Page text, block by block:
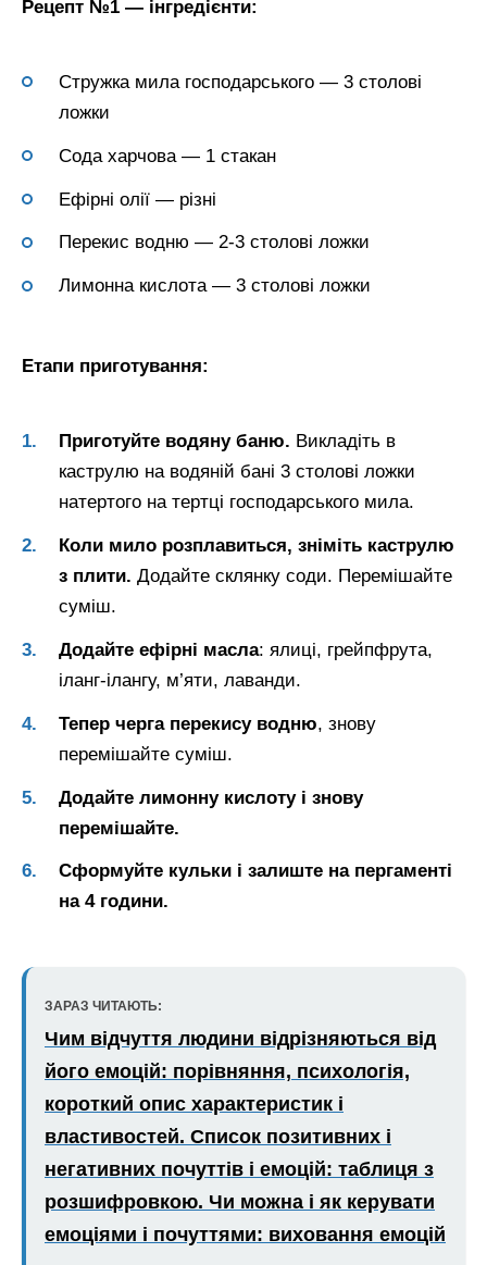
Рецепт №1 — інгредієнти:
Стружка мила господарського — 3 столові
ложки
Сода харчова — 1 стакан
Ефірні олії — різні
Перекис водню — 2-3 столові ложки
Лимонна кислота — 3 столові ложки
Етапи приготування:
Приготуйте водяну баню. Викладіть в
каструлю на водяній бані 3 столові ложки
натертого на тертці господарського мила.
Коли мило розплавиться, зніміть каструлю
з плити. Додайте склянку соди. Перемішайте
суміш.
Додайте ефірні масла: ялиці, грейпфрута,
іланг-ілангу, м’яти, лаванди.
Тепер черга перекису водню, знову
перемішайте суміш.
Додайте лимонну кислоту і знову
перемішайте.
Сформуйте кульки і залиште на пергаменті
на 4 години.
ЗАРАЗ ЧИТАЮТЬ:
Чим відчуття людини відрізняються від
його емоцій: порівняння, психологія,
короткий опис характеристик і
властивостей. Список позитивних і
негативних почуттів і емоцій: таблиця з
розшифровкою. Чи можна і як керувати
емоціями і почуттями: виховання емоцій